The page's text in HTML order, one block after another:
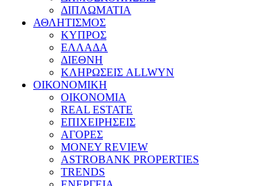
ΔΙΠΛΩΜΑΤΙΑ
ΑΘΛΗΤΙΣΜΟΣ
ΚΥΠΡΟΣ
ΕΛΛΑΔΑ
ΔΙΕΘΝΗ
ΚΛΗΡΩΣΕΙΣ ALLWYN
ΟΙΚΟΝΟΜΙΚΗ
ΟΙΚΟΝΟΜΙΑ
REAL ESTATE
ΕΠΙΧΕΙΡΗΣΕΙΣ
ΑΓΟΡΕΣ
MONEY REVIEW
ASTROBANK PROPERTIES
TRENDS